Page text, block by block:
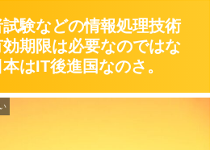
験などの情報処理技術
期限は必要なのではな
はIT後進国なのさ。